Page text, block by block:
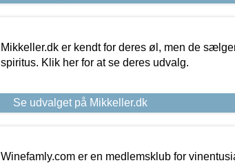
Mikkeller.dk er kendt for deres øl, men de
spiritus. Klik her for at se deres udvalg.
Se udvalget på Mikkeller.dk
Winefamly.com er en medlemsklub for